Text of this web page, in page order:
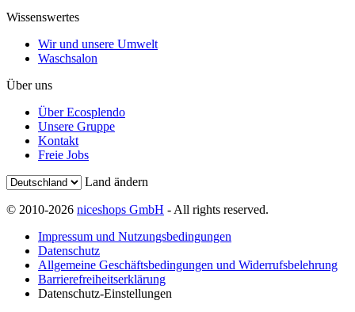
Wissenswertes
Wir und unsere Umwelt
Waschsalon
Über uns
Über Ecosplendo
Unsere Gruppe
Kontakt
Freie Jobs
Land ändern
© 2010-2026 niceshops GmbH - All rights reserved.
Impressum und Nutzungsbedingungen
Datenschutz
Allgemeine Geschäftsbedingungen und Widerrufsbelehrung
Barrierefreiheitserklärung
Datenschutz-Einstellungen